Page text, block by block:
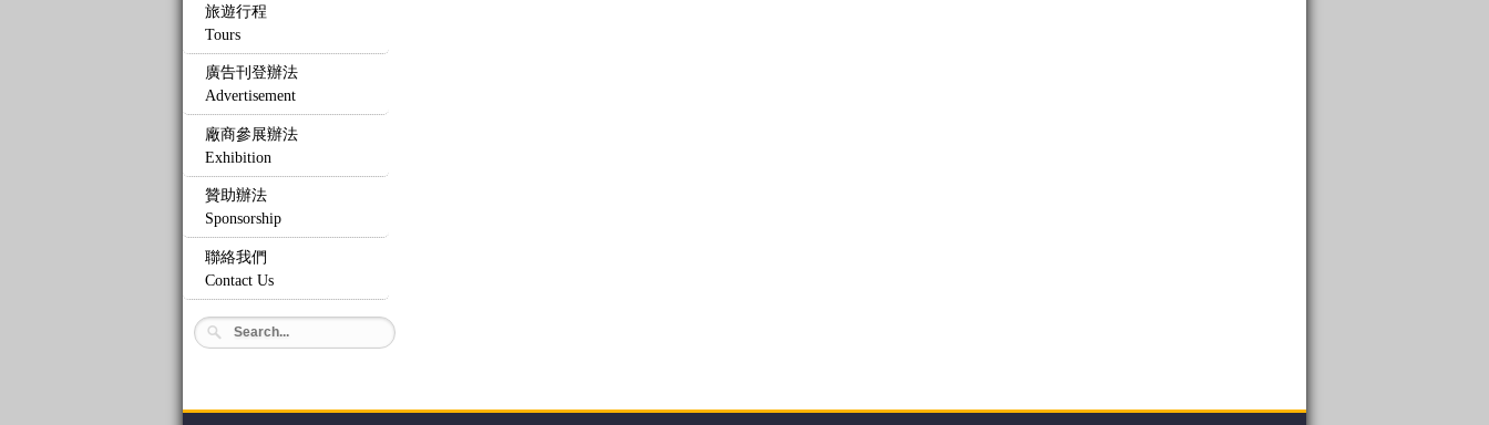
旅遊行程
Tours
廣告刊登辦法
Advertisement
廠商參展辦法
Exhibition
贊助辦法
Sponsorship
聯絡我們
Contact Us